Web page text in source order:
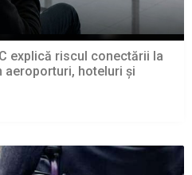
explică riscul conectării la
aeroporturi, hoteluri și